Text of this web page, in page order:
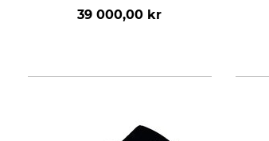
39 000,00 kr